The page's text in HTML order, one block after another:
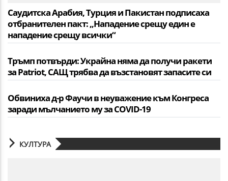
Саудитска Арабия, Турция и Пакистан подписаха
отбранителен пакт: „Нападение срещу един е
нападение срещу всички“
Тръмп потвърди: Украйна няма да получи ракети
за Patriot, САЩ трябва да възстановят запасите си
Обвиниха д-р Фаучи в неуважение към Конгреса
заради мълчанието му за COVID-19
КУЛТУРА